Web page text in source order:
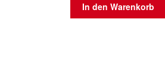
In den Warenkorb